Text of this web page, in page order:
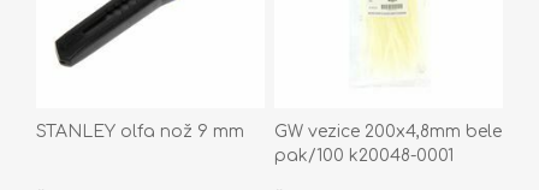
STANLEY olfa nož 9 mm
GW vezice 200x4,8mm bele
pak/100 k20048-0001